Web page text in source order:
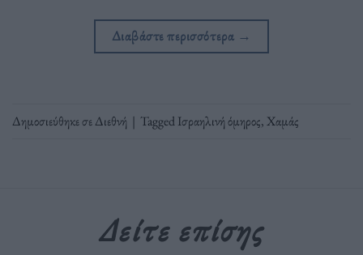
Διαβάστε περισσότερα →
Δημοσιεύθηκε σεΔιεθνή | TaggedΙσραηλινή όμηρος,Χαμάς
Δείτε επίσης